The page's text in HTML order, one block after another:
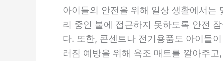
아이들의 안전을 위해 일상 생활에서는
리 중인 불에 접근하지 못하도록 안전
다. 또한, 콘센트나 전기용품도 아이들
러짐 예방을 위해 욕조 매트를 깔아주